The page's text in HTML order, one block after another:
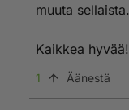
muuta sellaista.
Kaikkea hyvää!
1 Äänestä